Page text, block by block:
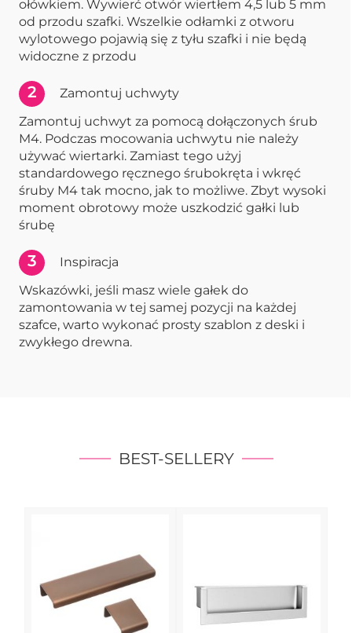
ołówkiem. Wywierć otwór wiertłem 4,5 lub 5 mm
od przodu szafki. Wszelkie odłamki z otworu
wylotowego pojawią się z tyłu szafki i nie będą
widoczne z przodu
2
Zamontuj uchwyty
Zamontuj uchwyt za pomocą dołączonych śrub
M4. Podczas mocowania uchwytu nie należy
używać wiertarki. Zamiast tego użyj
standardowego ręcznego śrubokręta i wkręć
śruby M4 tak mocno, jak to możliwe. Zbyt wysoki
moment obrotowy może uszkodzić gałki lub
śrubę
3
Inspiracja
Wskazówki, jeśli masz wiele gałek do
zamontowania w tej samej pozycji na każdej
szafce, warto wykonać prosty szablon z deski i
zwykłego drewna.
BEST-SELLERY